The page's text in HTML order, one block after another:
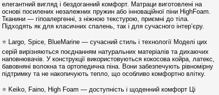
елегантний вигляд і бездоганний комфорт. Матраци виготовлені на
основі посилених незалежних пружин або інноваційної піни HighFoam.
Тканини — гіпоалергенні, з ніжною текстурою, приємні до тіла.
Підходять як для класичних спалень, так і для сучасного інтер’єру.
⭐ Largo, Spice, BlueMarine — сучасний стиль і технології Моделі цих
серій вирізняються поєднанням натуральних матеріалів та дихаючих
наповнювачів. У конструкції використовуються кокосова койра, латекс,
бавовняні волокна та ортопедична піна. Вони забезпечують рівномірну
підтримку та не накопичують тепло, що особливо комфортно влітку.
⭐ Keiko, Faino, High Foam — доступність і щоденний комфорт Ці